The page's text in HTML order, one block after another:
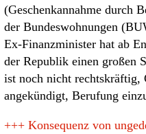
(Geschenkannahme durch
der Bundeswohnungen
Ex-Finanzminister hat ab
der Republik einen großen
ist noch nicht rechtskräftig,
angekündigt, Berufung
+++ Konsequenz von